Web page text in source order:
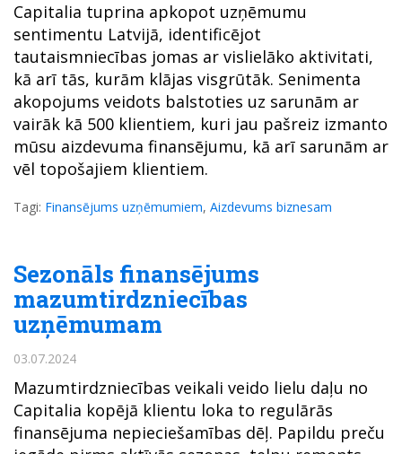
Capitalia tuprina apkopot uzņēmumu
sentimentu Latvijā, identificējot
tautaismniecības jomas ar vislielāko aktivitati,
kā arī tās, kurām klājas visgrūtāk. Senimenta
akopojums veidots balstoties uz sarunām ar
vairāk kā 500 klientiem, kuri jau pašreiz izmanto
mūsu aizdevuma finansējumu, kā arī sarunām ar
vēl topošajiem klientiem.
Tagi: Finansējums uzņēmumiem, Aizdevums biznesam
Sezonāls finansējums
mazumtirdzniecības
uzņēmumam
03.07.2024
Mazumtirdzniecības veikali veido lielu daļu no
Capitalia kopējā klientu loka to regulārās
finansējuma nepieciešamības dēļ. Papildu preču